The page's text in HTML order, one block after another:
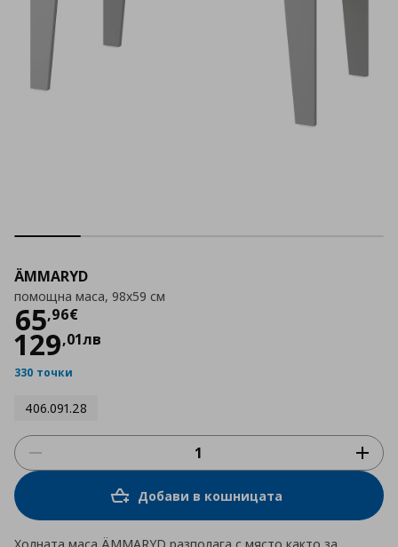
ÄMMARYD
помощна маса, 98x59 см
65,96€
Цена
129,01лв
330 точки
406.091.28
Добави в кошницата